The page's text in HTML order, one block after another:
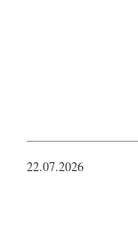
22.07.2026